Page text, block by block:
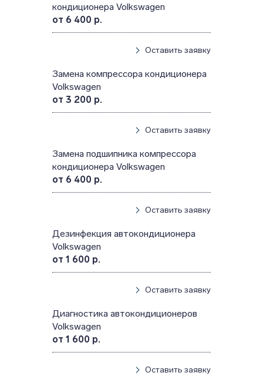
кондиционера Volkswagen
от 6 400 р.
Оставить заявку
Замена компрессора кондиционера
Volkswagen
от 3 200 р.
Оставить заявку
Замена подшипника компрессора
кондиционера Volkswagen
от 6 400 р.
Оставить заявку
Дезинфекция автокондиционера
Volkswagen
от 1 600 р.
Оставить заявку
Диагностика автокондиционеров
Volkswagen
от 1 600 р.
Оставить заявку